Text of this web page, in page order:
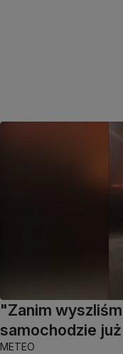
"Zanim
samochodzie
METEO